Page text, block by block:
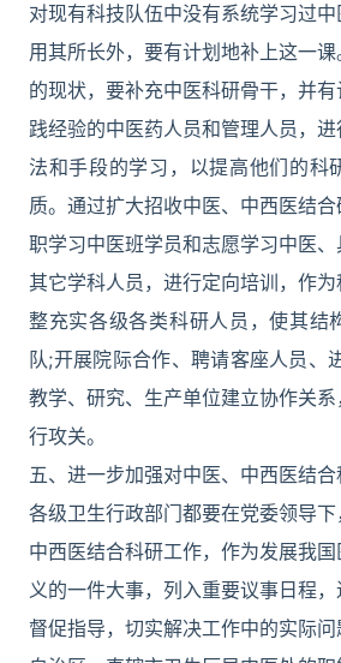
对现有科技队伍中没有系统学习过
用其所长外，要有计划地补上这一
的现状，要补充中医科研骨干，并
践经验的中医药人员和管理人员，
法和手段的学习，以提高他们的科
质。通过扩大招收中医、中西医结
职学习中医班学员和志愿学习中医
其它学科人员，进行定向培训，作
整充实各级各类科研人员，使其结
队;开展院际合作、聘请客座人员、
教学、研究、生产单位建立协作关
行攻关。
五、进一步加强对中医、中西医结
各级卫生行政部门都要在党委领导下
中西医结合科研工作，作为发展我
义的一件大事，列入重要议事日程
督促指导，切实解决工作中的实际问